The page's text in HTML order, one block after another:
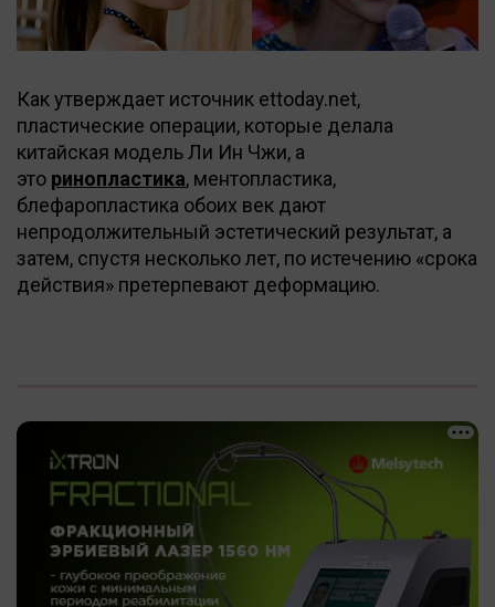
Как утверждает источник ettoday.net,
пластические операции, которые делала
китайская модель Ли Ин Чжи, а
это ринопластика, ментопластика,
блефаропластика обоих век дают
непродолжительный эстетический результат, а
затем, спустя несколько лет, по истечению «срока
действия» претерпевают деформацию.